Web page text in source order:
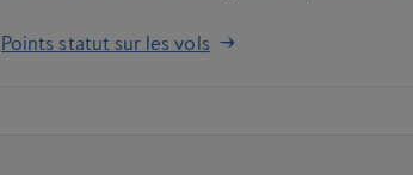
Points statut sur les vols